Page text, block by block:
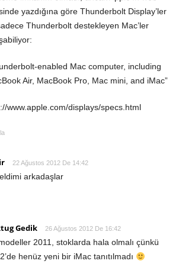
yazdığına göre Thunderbolt Display’ler
Thunderbolt destekleyen Mac’ler
enabled Mac computer, including
Air, MacBook Pro, Mac mini, and iMac”
www.apple.com/displays/specs.html
22 Ağustos 2012 De 14:42
arkadaşlar
Gedik 26 Ağustos 2012 De 16:42
2011, stoklarda hala olmalı çünkü
henüz yeni bir iMac tanıtılmadı